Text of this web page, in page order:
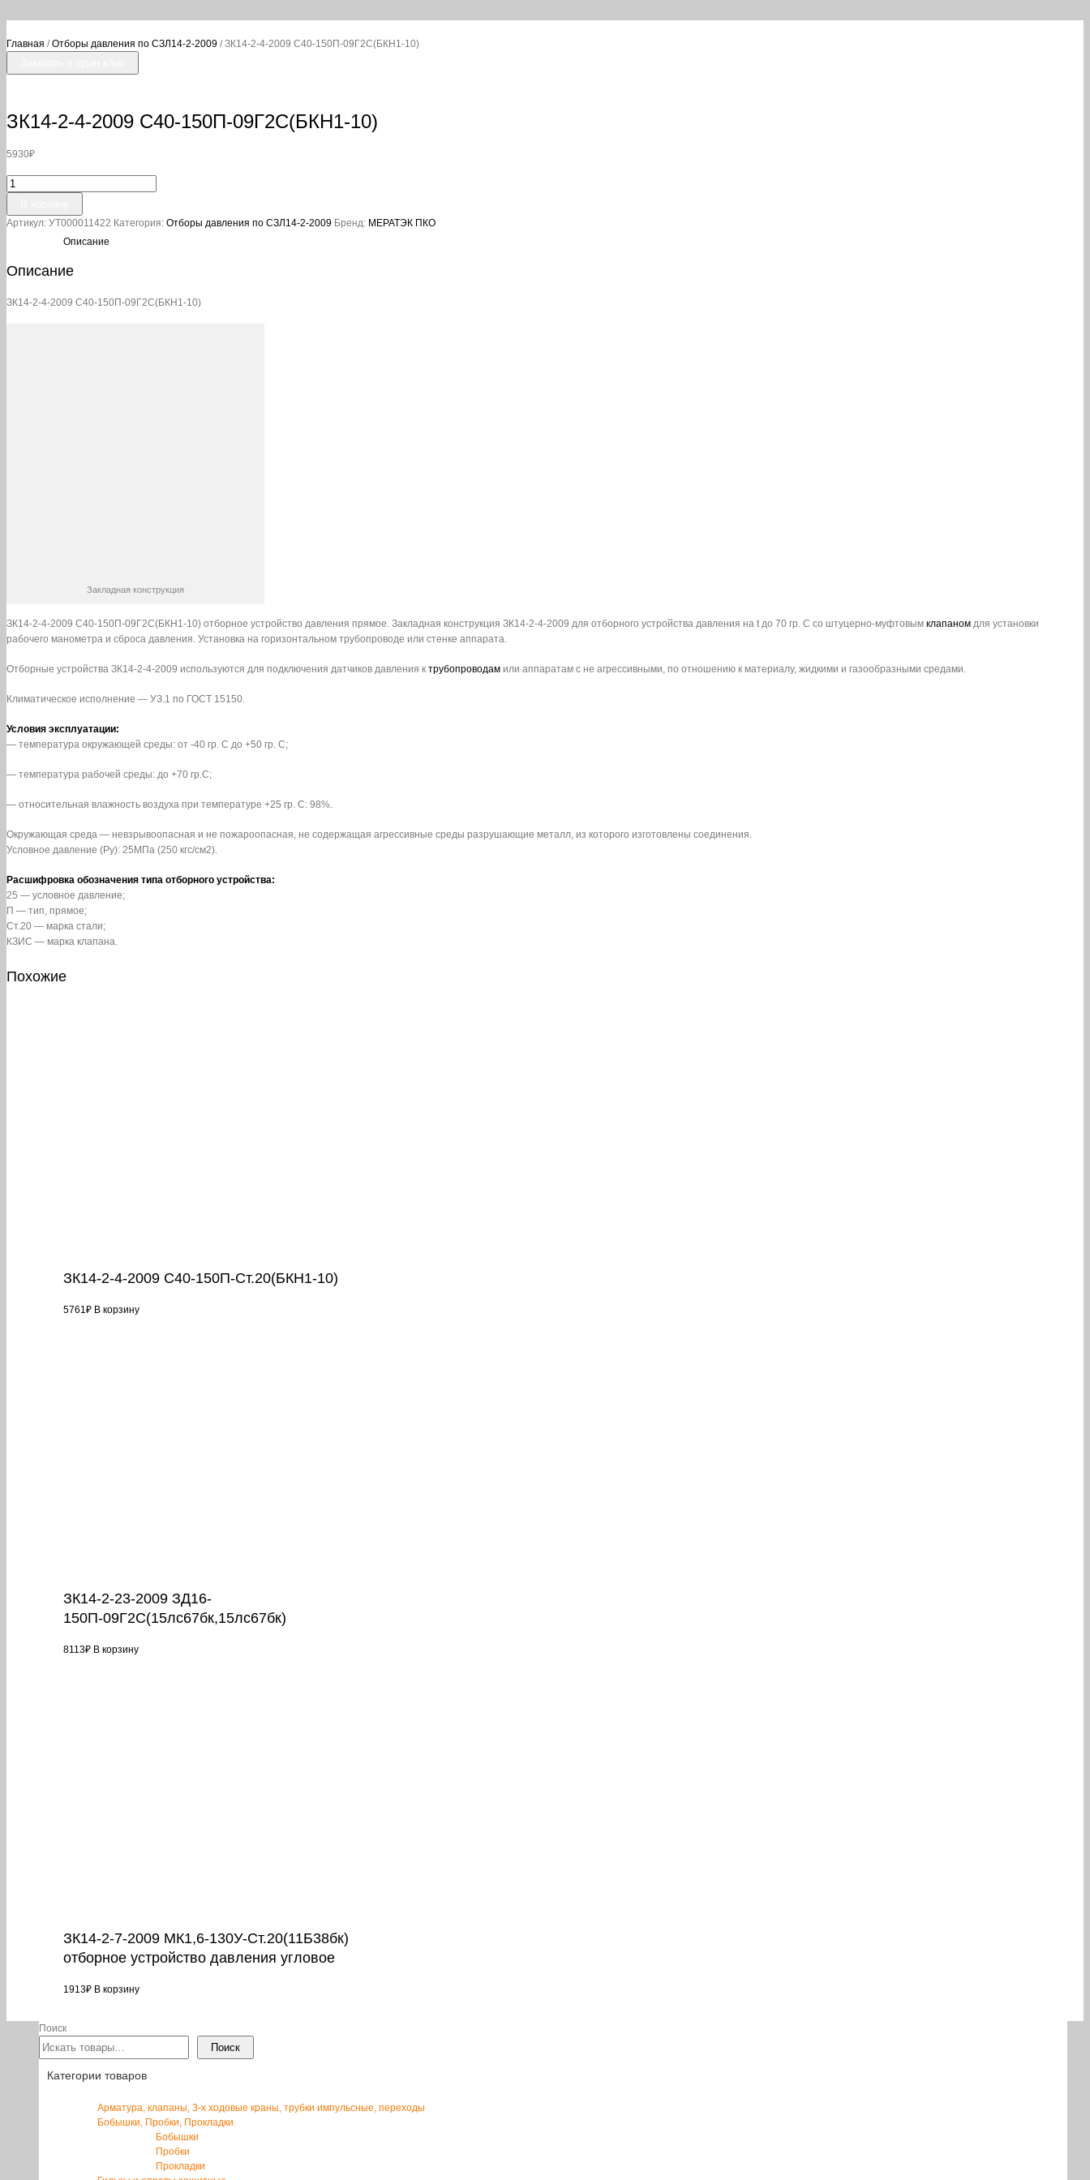
Главная /Отборы давления по СЗЛ14-2-2009 / ЗК14-2-4-2009 С40-150П-09Г2С(БКН1-10)
ЗК14-2-4-2009 С40-150П-09Г2С(БКН1-10)
5930₽
Количество
товара
ЗК14-
2-
С40-
10)
Артикул: УТ000011422 Категория: Отборы давления по СЗЛ14-2-2009 Бренд: МЕРАТЭК ПКО
Описание
Описание
ЗК14-2-4-2009 С40-150П-09Г2С(БКН1-10)
Закладная конструкция
ЗК14-2-4-2009 С40-150П-09Г2С(БКН1-10) отборное устройство давления прямое. Закладная конструкция ЗК14-2-4-2009 для отборного устройства давления на t до 70 гр. С со штуцерно-муфтовым клапаном для установки
рабочего манометра и сброса давления. Установка на горизонтальном трубопроводе или стенке аппарата.
Отборные устройства ЗК14-2-4-2009 используются для подключения датчиков давления к трубопроводам или аппаратам с не агрессивными, по отношению к материалу, жидкими и газообразными средами.
Климатическое исполнение — УЗ.1 по ГОСТ 15150.
Условия эксплуатации:
— температура окружающей среды: от -40 гр. С до +50 гр. С;
— температура рабочей среды: до +70 гр.С;
— относительная влажность воздуха при температуре +25 гр. С: 98%.
Окружающая среда — невзрывоопасная и не пожароопасная, не содержащая агрессивные среды разрушающие металл, из которого изготовлены соединения.
Условное давление (Pу): 25МПа (250 кгс/см2).
Расшифровка обозначения типа отборного устройства:
25 — условное давление;
П — тип, прямое;
Ст.20 — марка стали;
КЗИС — марка клапана.
Похожие
ЗК14-2-4-2009 С40-150П-Ст.20(БКН1-10)
5761₽ В корзину
ЗК14-2-23-2009 ЗД16-
150П-09Г2С(15лс67бк,15лс67бк)
8113₽ В корзину
ЗК14-2-7-2009 МК1,6-130У-Ст.20(11Б38бк)
отборное устройство давления угловое
1913₽ В корзину
Поиск
Поиск
Категории товаров
Арматура, клапаны, 3-х ходовые краны, трубки импульсные, переходы
Бобышки, Пробки, Прокладки
Бобышки
Пробки
Прокладки